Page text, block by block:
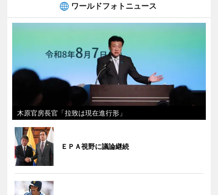
ワールドフォトニュース
木原官房長官「拉致は現在進行形」
ＥＰＡ視野に議論継続